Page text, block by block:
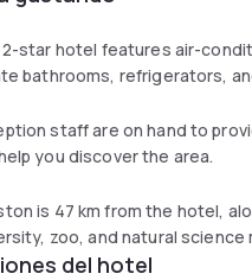
2-star hotel features air-
bathrooms, refrigerators,
staff are on hand to
you discover the area.
is 47 km from the hotel,
zoo, and natural science
del hotel